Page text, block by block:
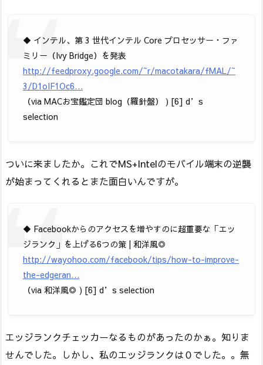
◆ インテル、第 3 世代インテル Core プロセッサー・ファ
ミリー（Ivy Bridge）を発表
http://feedproxy.google.com/~r/macotakara/fMAL/~
3/D1oIF1Oc6…
（via MACお宝鑑定団 blog（羅針盤） ) [6] d’s
selection
ついに来ましたか。これでMS+Intelのモバイル端末の逆襲
が始まってくれるとまた面白いんですが。
◆ Facebookからのアクセスを増やすのに超重要な「エッ
ジランク」を上げる6つの策 | 和洋風◎
http://wayohoo.com/facebook/tips/how-to-improve-
the-edgeran…
（via 和洋風◎ ) [6] d’s selection
エッジランクチェッカーなるものがあったのかぁ。知りま
せんでした。しかし、私のエッジランクは０でした。。無